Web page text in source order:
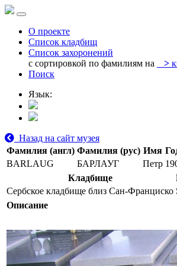
О проекте
Список кладбищ
Список захоронений
с сортировкой по фамилиям на
>
Поиск
Язык:
Назад на сайт музея
Фамилия (англ) Фамилия (рус) Имя
BARLAUG
БАРЛАУГ Петр
Кладбище
Сербское кладбище близ Сан-Франциско
Описание